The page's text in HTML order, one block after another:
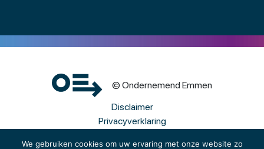
We gebruiken cookies om uw ervaring met onze website zo
© Ondernemend Emmen
Disclaimer
Privacyverklaring